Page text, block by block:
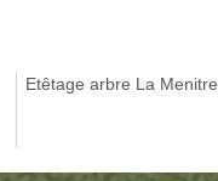
Etêtage arbre La Menitre